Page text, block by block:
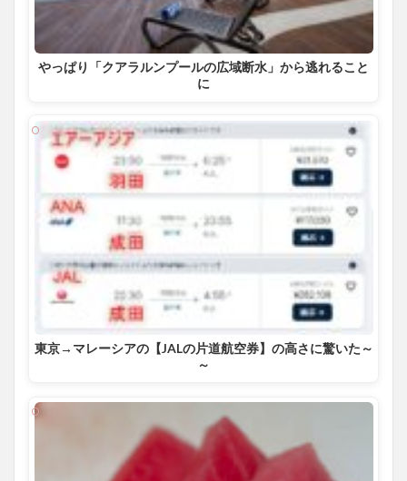
やっぱり「クアラルンプールの広域断水」から逃れること
に
東京→マレーシアの【JALの片道航空券】の高さに驚いた～
～